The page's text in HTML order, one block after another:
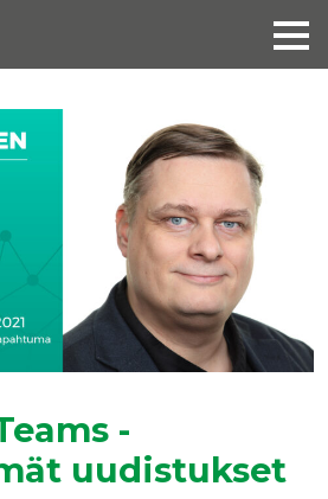
-
uudistukset